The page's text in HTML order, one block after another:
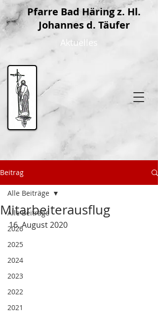
Pfarre Bad Häring z. Hl.
Johannes d. Täufer
Aktuelles
Beitrag
Alle Beiträge
2026
2025
2024
2023
2022
2021
Alle Beiträge
Mitarbeiterausflug
16. August 2020